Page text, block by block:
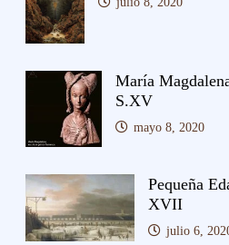
María
S.XV
mayo 8, 2020
Pequeña
XVII
julio 6,